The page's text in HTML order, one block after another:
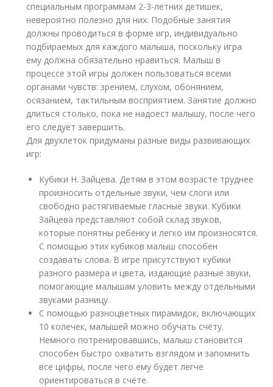
специальным программам 2-3-летних детишек,
невероятно полезно для них. Подобные занятия
должны проводиться в форме игр, индивидуально
подбираемых для каждого малыша, поскольку игра
ему должна обязательно нравиться. Малыш в
процессе этой игры должен пользоваться всеми
органами чувств: зрением, слухом, обонянием,
осязанием, тактильным восприятием. Занятие должно
длиться столько, пока не надоест малышу, после чего
его следует завершить.
Для двухлеток придуманы разные виды развивающих
игр:
Кубики Н. Зайцева. Детям в этом возрасте труднее
произносить отдельные звуки, чем слоги или
свободно растягиваемые гласные звуки. Кубики
Зайцева представляют собой склад звуков,
которые понятны ребёнку и легко им произносятся.
С помощью этих кубиков малыш способен
создавать слова. В игре присутствуют кубики
разного размера и цвета, издающие разные звуки,
помогающие малышам уловить между отдельными
звуками разницу.
С помощью разноцветных пирамидок, включающих
10 колечек, малышей можно обучать счёту.
Немного потренировавшись, малыш становится
способен быстро охватить взглядом и запомнить
все цифры, после чего ему будет легче
ориентироваться в счёте.